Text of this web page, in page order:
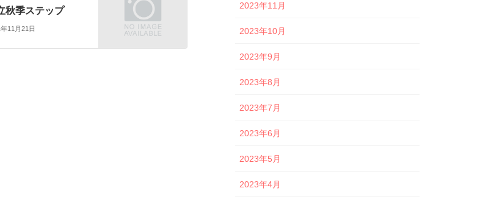
秋季ステップ
11月21日
2023年11月
2023年10月
2023年9月
2023年8月
2023年7月
2023年6月
2023年5月
2023年4月